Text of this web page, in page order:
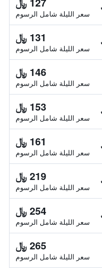
سعر الليلة شامل الرسوم
131 ﷼
سعر الليلة شامل الرسوم
146 ﷼
سعر الليلة شامل الرسوم
153 ﷼
سعر الليلة شامل الرسوم
161 ﷼
سعر الليلة شامل الرسوم
219 ﷼
سعر الليلة شامل الرسوم
254 ﷼
سعر الليلة شامل الرسوم
265 ﷼
سعر الليلة شامل الرسوم